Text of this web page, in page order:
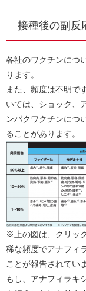
接種後の副反
各社のワクチンにつ
ります。
また、頻度は不明で
いては、ショック、
ンパクワクチンにつ
ることがあります。
※上の図は、クリッ
稀な頻度でアナフィ
ことが報告されてい
もし、アナフィラキ